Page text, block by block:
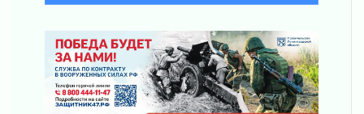
ликвидировали 10 пожаров
03 августа 2026
Клюква наливается, но в корзинку пока не
просится
03 августа 2026